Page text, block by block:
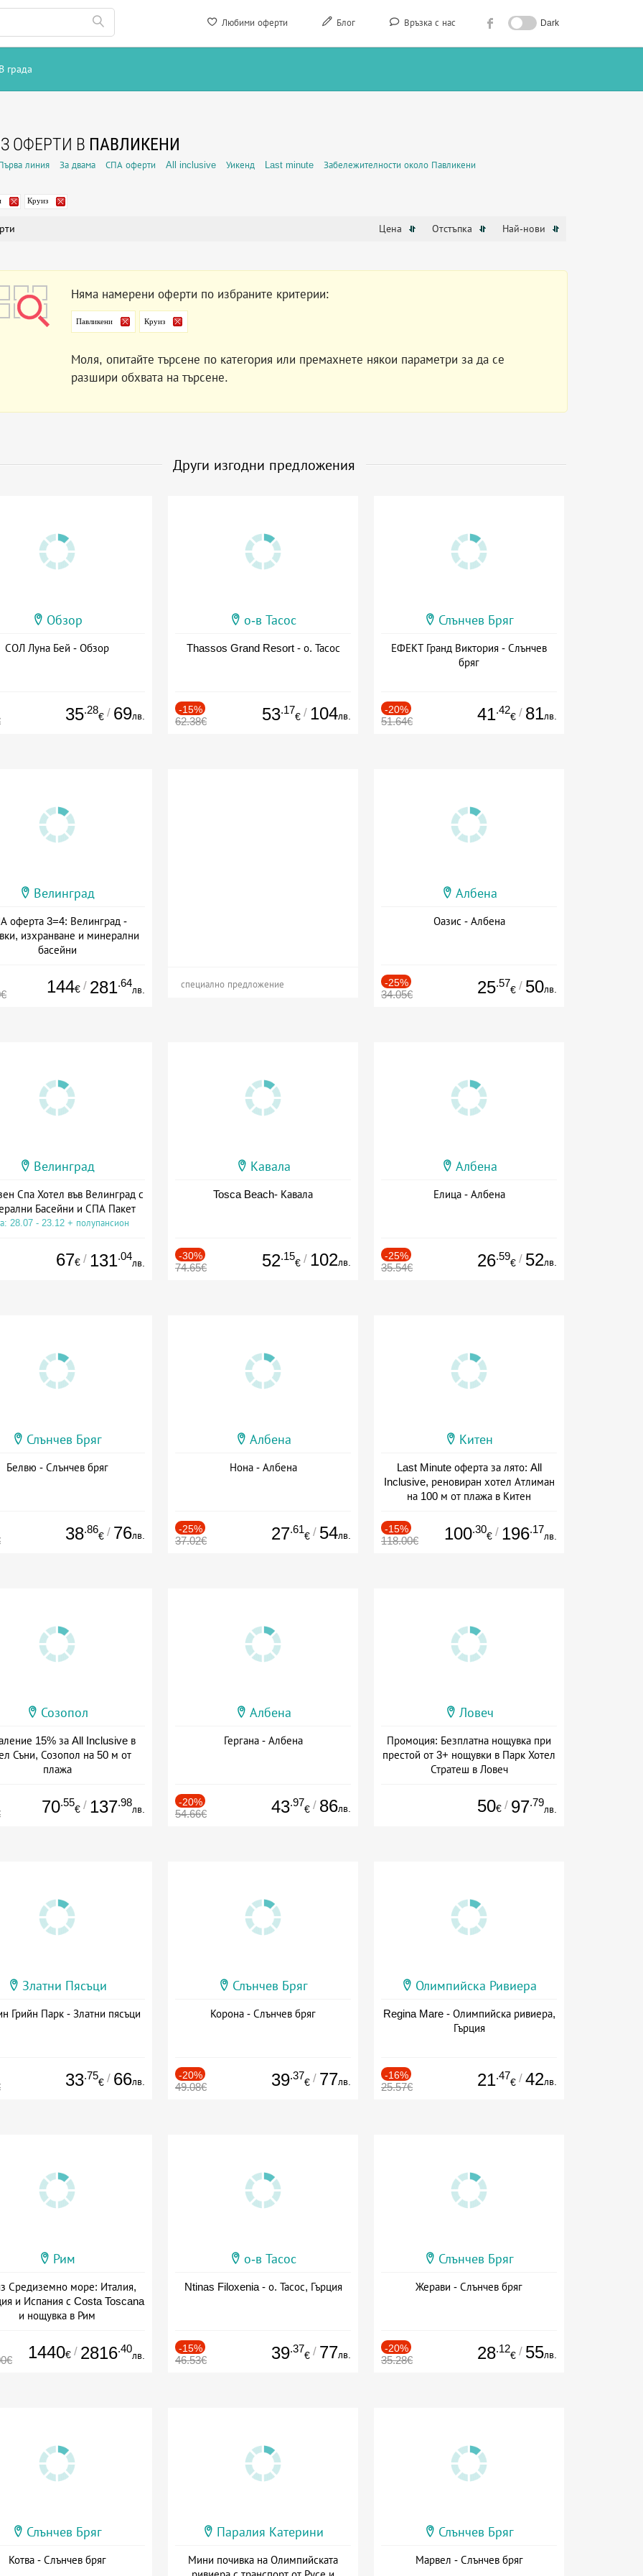
Любими оферти Блог Връзка с нас Dark
В града
ОФЕРТИ В ПАВЛИКЕНИ
линия За двама СПА оферти All inclusive Уикенд Last minute Забележителности около Павликени
Круиз
Цена Отстъпка Най-нови
Няма намерени оферти по избраните критерии:
Павликени Круиз
Моля, опитайте търсене по категория или премахнете някои параметри за да се
разшири обхвата на търсене.
Други изгодни предложения
Обзор
СОЛ Луна Бей - Обзор
35.28
€ / 69лв.
о-в Тасос
Thassos Grand Resort - о. Тасос
-15%
62.38€ 53.17
€ / 104лв.
Слънчев Бряг
ЕФЕКТ Гранд Виктория - Слънчев
бряг
-20%
51.64€ 41.42
€ / 81лв.
Велинград
оферта 3=4: Велинград -
изхранване и минерални
басейни
144€ / 281.64
лв. специално предложение
Албена
Оазис - Албена
-25%
34.05€ 25.57
€ / 50лв.
Велинград
Спа Хотел във Велинград с
Басейни и СПА Пакет
28.07 - 23.12 + полупансион
67€ / 131.04
лв.
Кавала
Tosca Beach- Кавала
-30%
74.65€ 52.15
€ / 102лв.
Албена
Елица - Албена
-25%
35.54€ 26.59
€ / 52лв.
Слънчев Бряг
Белвю - Слънчев бряг
38.86
€ / 76лв.
Албена
Нона - Албена
-25%
37.02€ 27.61
€ / 54лв.
Китен
Last Minute оферта за лято: All
Inclusive, реновиран хотел Атлиман
на 100 м от плажа в Китен
-15%
118.00€ 100.30
€ / 196.17
лв.
Созопол
15% за All Inclusive в
Съни, Созопол на 50 м от
плажа
70.55
€ / 137.98
лв.
Албена
Гергана - Албена
-20%
54.66€ 43.97
€ / 86лв.
Ловеч
Промоция: Безплатна нощувка при
престой от 3+ нощувки в Парк Хотел
Стратеш в Ловеч
50€ / 97.79
лв.
Златни Пясъци
Грийн Парк - Златни пясъци
33.75
€ / 66лв.
Слънчев Бряг
Корона - Слънчев бряг
-20%
49.08€ 39.37
€ / 77лв.
Олимпийска Ривиера
Regina Mare - Олимпийска ривиера,
Гърция
-16%
25.57€ 21.47
€ / 42лв.
Рим
Средиземно море: Италия,
и Испания с Costa Toscana
и нощувка в Рим
1440€ / 2816.40
лв.
о-в Тасос
Ntinas Filoxenia - о. Тасос, Гърция
-15%
46.53€ 39.37
€ / 77лв.
Слънчев Бряг
Жерави - Слънчев бряг
-20%
35.28€ 28.12
€ / 55лв.
Слънчев Бряг
Котва - Слънчев бряг
Паралия Катерини
Мини почивка на Олимпийската
Слънчев Бряг
Марвел - Слънчев бряг